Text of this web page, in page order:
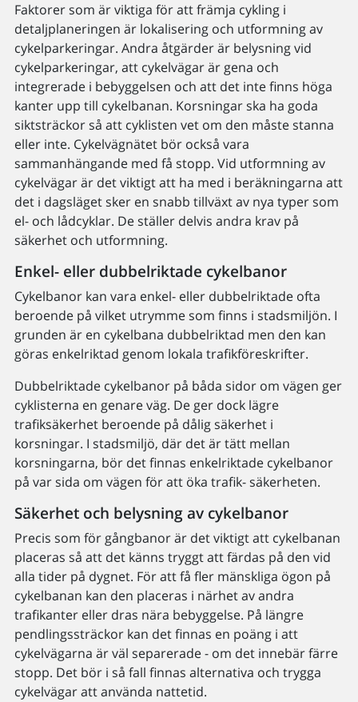
Faktorer som är viktiga för att främja cykling i
detaljplaneringen är lokalisering och utformning av
cykelparkeringar. Andra åtgärder är belysning vid
cykelparkeringar, att cykelvägar är gena och
integrerade i bebyggelsen och att det inte finns höga
kanter upp till cykelbanan. Korsningar ska ha goda
siktsträckor så att cyklisten vet om den måste stanna
eller inte. Cykelvägnätet bör också vara
sammanhängande med få stopp. Vid utformning av
cykelvägar är det viktigt att ha med i beräkningarna att
det i dagsläget sker en snabb tillväxt av nya typer som
el- och lådcyklar. De ställer delvis andra krav på
säkerhet och utformning.
Enkel- eller dubbelriktade cykelbanor
Cykelbanor kan vara enkel- eller dubbelriktade ofta
beroende på vilket utrymme som finns i stadsmiljön. I
grunden är en cykelbana dubbelriktad men den kan
göras enkelriktad genom lokala trafikföreskrifter.
Dubbelriktade cykelbanor på båda sidor om vägen ger
cyklisterna en genare väg. De ger dock lägre
trafiksäkerhet beroende på dålig säkerhet i
korsningar. I stadsmiljö, där det är tätt mellan
korsningarna, bör det finnas enkelriktade cykelbanor
på var sida om vägen för att öka trafik- säkerheten.
Säkerhet och belysning av cykelbanor
Precis som för gångbanor är det viktigt att cykelbanan
placeras så att det känns tryggt att färdas på den vid
alla tider på dygnet. För att få fler mänskliga ögon på
cykelbanan kan den placeras i närhet av andra
trafikanter eller dras nära bebyggelse. På längre
pendlingssträckor kan det finnas en poäng i att
cykelvägarna är väl separerade - om det innebär färre
stopp. Det bör i så fall finnas alternativa och trygga
cykelvägar att använda nattetid.